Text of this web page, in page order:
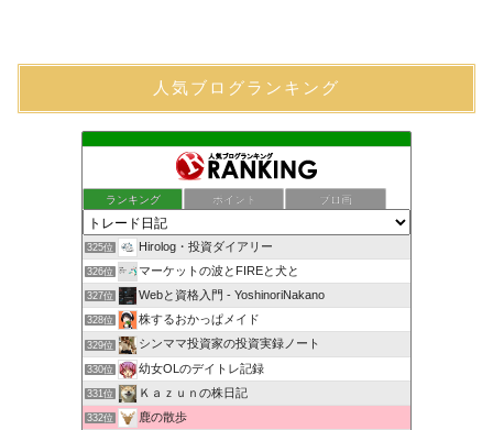
人気ブログランキング
ランキング ポイント ブロ画
325位 Hirolog・投資ダイアリー
326位 マーケットの波とFIREと犬と
327位 Webと資格入門 - YoshinoriNakano
328位 株するおかっぱメイド
329位 シンママ投資家の投資実録ノート
330位 幼女OLのデイトレ記録
331位 Ｋａｚｕｎの株日記
332位 鹿の散歩